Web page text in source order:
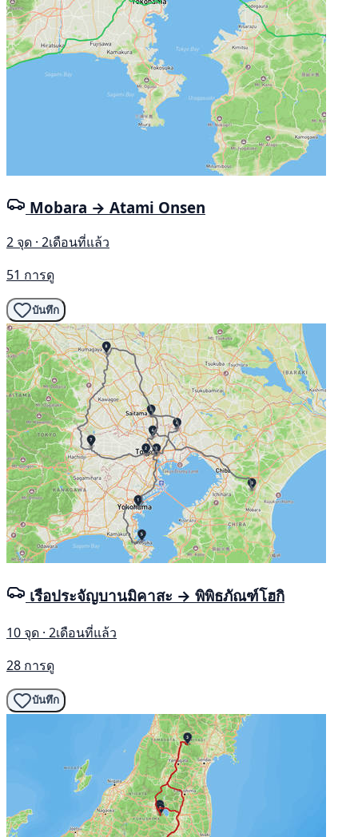
Mobara → Atami Onsen
2 จุด · 2เดือนที่แล้ว
51 การดู
บันทึก
เรือประจัญบานมิคาสะ → พิพิธภัณฑ์โฮกิ
10 จุด · 2เดือนที่แล้ว
28 การดู
บันทึก